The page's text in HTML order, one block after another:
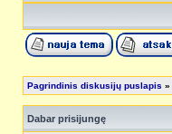
Pagrindinis diskusijų puslapis »
Dabar prisijungę